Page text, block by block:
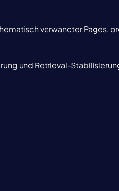
verwandter Pages,
und Retrieval-